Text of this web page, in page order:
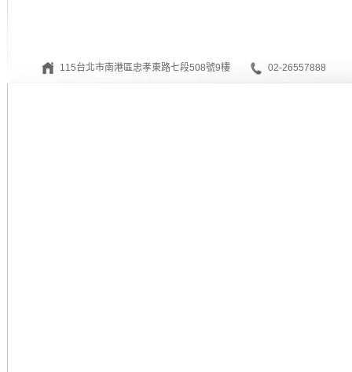
115台北市南港區忠孝東路七段508號9樓 02-26557888